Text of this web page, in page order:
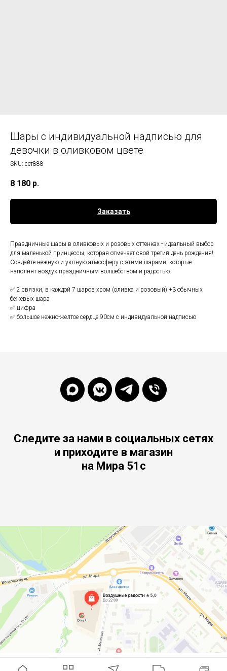
Шары с индивидуальной надписью для
девочки в оливковом цвете
SKU: сет888
8 180 р.
Заказать
Праздничные шары в оливковых и розовых оттенках - идеальный выбор
для маленькой принцессы, которая отмечает свой третий день рождения!
Создайте нежную и уютную атмосферу с этими шарами, которые
наполнят воздух праздничным волшебством и радостью.
✅ 2 связки, в каждой 7 шаров хром (оливка и розовый) +3 обычных
бежевых шара
✅ цифра
✅ большое нежно-желтое сердце 90см с индивидуальной надписью
Следите за нами в социальных сетях
и приходите в магазин
на Мира 51с